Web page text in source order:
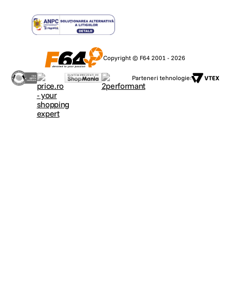
Copyright © F64 2001 - 2026
Parteneri tehnologie: